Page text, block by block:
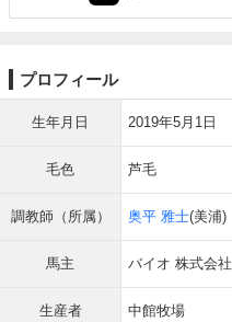
プロフィール
生年月日 2019年5月1日
毛色 芦毛
調教師（所属） 奥平 雅士(美浦)
馬主 バイオ 株式会社
生産者 中館牧場